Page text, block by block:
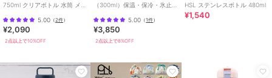
750ml クリアボトル 水筒 メモ
5.00 （2件）
¥2,090
2点以上で10%OFF
（300ml）保温・保冷・氷止め
SUI】
5.00 （1件）
¥3,850
2点以上で8%OFF
HSL ステンレスボトル 480ml
¥1,540